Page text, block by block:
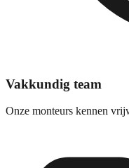
Vakkundig team
Onze monteurs kennen